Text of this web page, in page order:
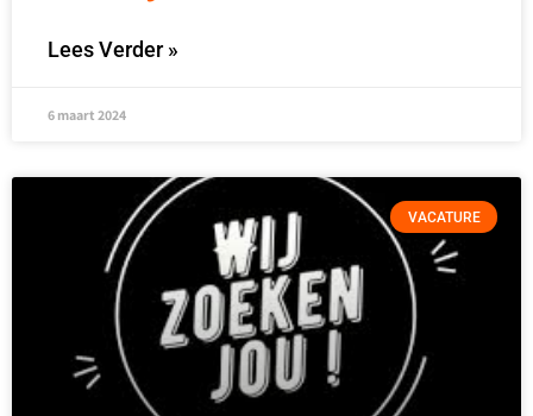
Lees Verder »
6 maart 2024
VACATURE